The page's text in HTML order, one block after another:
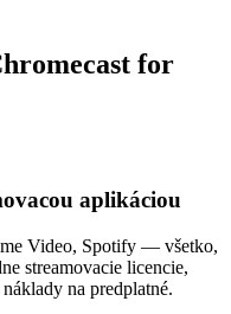
for
aplikáciou
Video, Spotify — všetko,
streamovacie licencie,
na predplatné.